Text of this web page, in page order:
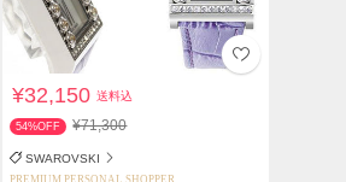
¥32,150送料込
54%OFF ¥71,300
SWAROVSKI